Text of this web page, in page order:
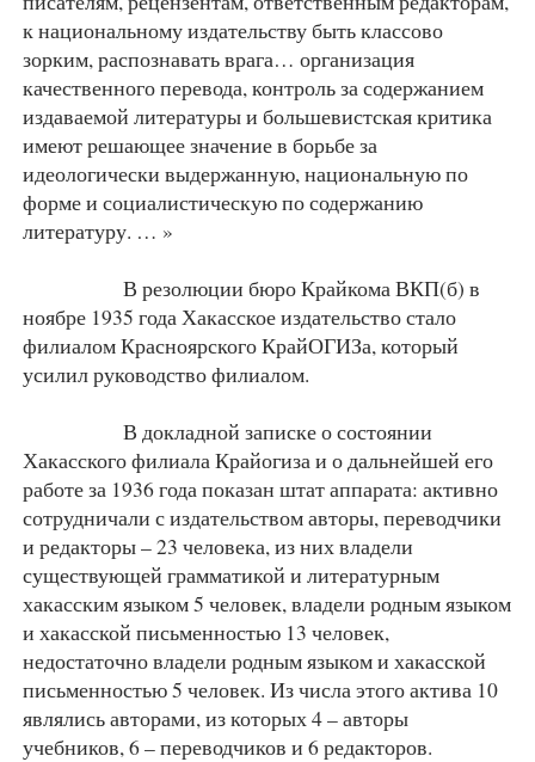
к национальному издательству быть классово
зорким, распознавать врага… организация
качественного перевода, контроль за содержанием
издаваемой литературы и большевистская критика
имеют решающее значение в борьбе за
идеологически выдержанную, национальную по
форме и социалистическую по содержанию
литературу. … »
В резолюции бюро Крайкома ВКП(б) в
ноябре 1935 года Хакасское издательство стало
филиалом Красноярского КрайОГИЗа, который
усилил руководство филиалом.
В докладной записке о состоянии
Хакасского филиала Крайогиза и о дальнейшей его
работе за 1936 года показан штат аппарата: активно
сотрудничали с издательством авторы, переводчики
и редакторы – 23 человека, из них владели
существующей грамматикой и литературным
хакасским языком 5 человек, владели родным языком
и хакасской письменностью 13 человек,
недостаточно владели родным языком и хакасской
письменностью 5 человек. Из числа этого актива 10
являлись авторами, из которых 4 – авторы
учебников, 6 – переводчиков и 6 редакторов.